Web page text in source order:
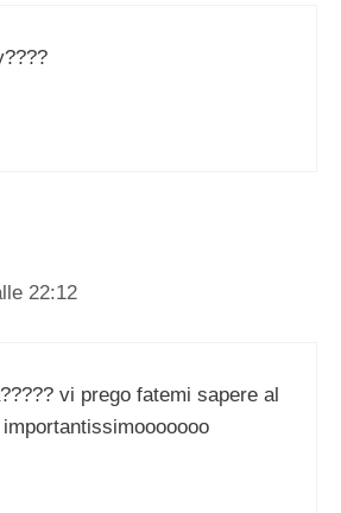
22:12
vi prego fatemi sapere al